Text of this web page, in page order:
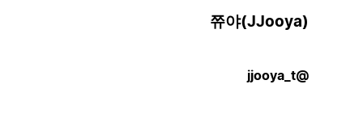
쮸야(JJooya)